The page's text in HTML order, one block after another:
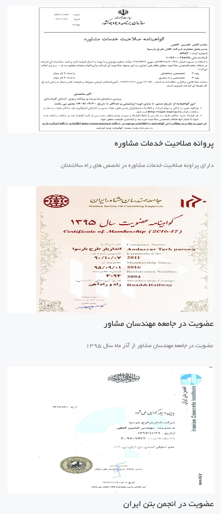
پروانه صلاحیت خدمات مشاوره
دارای پراونه صلاحیت خدمات مشاوره در تخصص های راه ساختمتان
عضویت در جامعه مهندسان مشاور
عضویت در جامعه مهندسان مشاور از آذر ماه سال 1395
عضویت در انجمن بتن ایران